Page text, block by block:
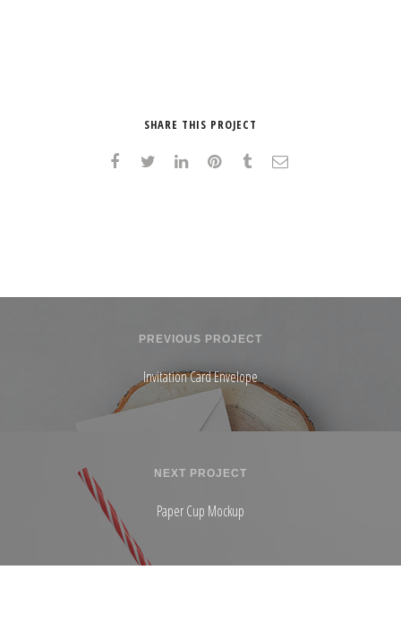
SHARE THIS PROJECT
PREVIOUS PROJECT
Invitation Card Envelope
NEXT PROJECT
Paper Cup Mockup